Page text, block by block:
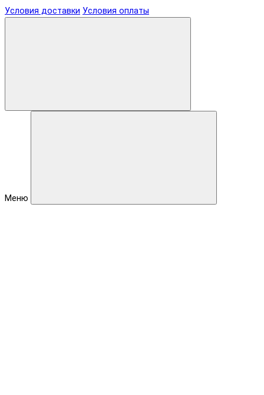
Условия доставки Условия оплаты
Меню